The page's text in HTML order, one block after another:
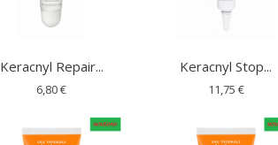
Keracnyl Repair...
6,80 €
Keracnyl Stop...
11,75 €